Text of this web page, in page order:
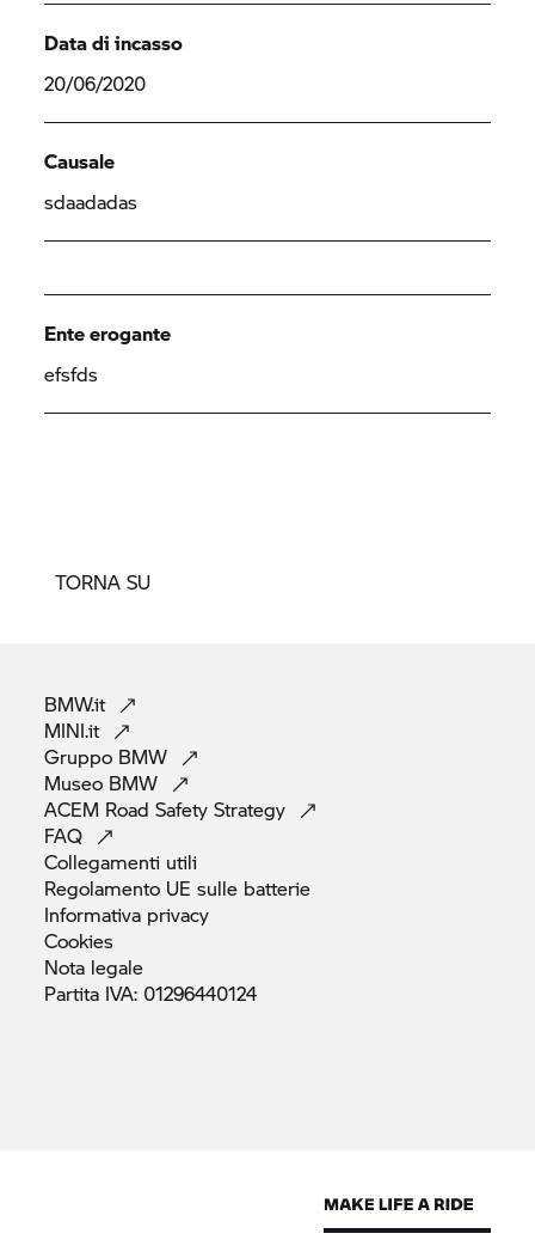
Data di incasso
20/06/2020
Causale
sdaadadas
Ente erogante
efsfds
TORNA SU
BMW.it
MINI.it
Gruppo BMW
Museo BMW
ACEM Road SafetyStrategy
FAQ
Collegamenti utili
Regolamento UE sulle batterie
Informativa privacy
Cookies
Nota legale
Partita IVA: 01296440124